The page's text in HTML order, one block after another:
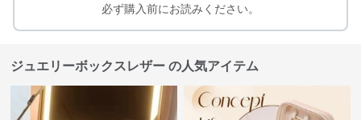
必ず購入前にお読みください。
ジュエリーボックスレザー の人気アイテム